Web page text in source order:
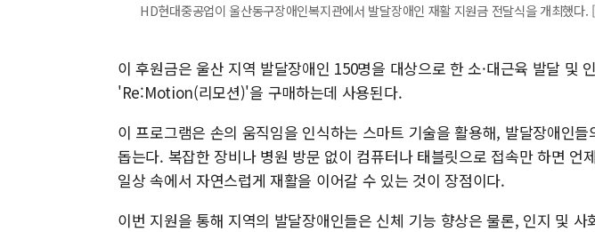
HD현대중공업이 울산동구장애인복지관에서 발달장애인 재활 지원금 전달식을 개최했다
이 후원금은 울산 지역 발달장애인 150명을 대상으로 한 소·대근육 발달 및
'Re:Motion(리모션)'을 구매하는데 사용된다.
이 프로그램은 손의 움직임을 인식하는 스마트 기술을 활용해, 발달장애인
돕는다. 복잡한 장비나 병원 방문 없이 컴퓨터나 태블릿으로 접속만 하면 언
일상 속에서 자연스럽게 재활을 이어갈 수 있는 것이 장점이다.
이번 지원을 통해 지역의 발달장애인들은 신체 기능 향상은 물론, 인지 및 사